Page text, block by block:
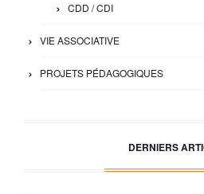
CDD / CDI
VIE ASSOCIATIVE
PROJETS PÉDAGOGIQUES
DERNIERS